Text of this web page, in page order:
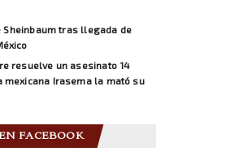
Sheinbaum tras llegada de
resuelve un asesinato 14
mexicana Irasema la mató su
FACEBOOK